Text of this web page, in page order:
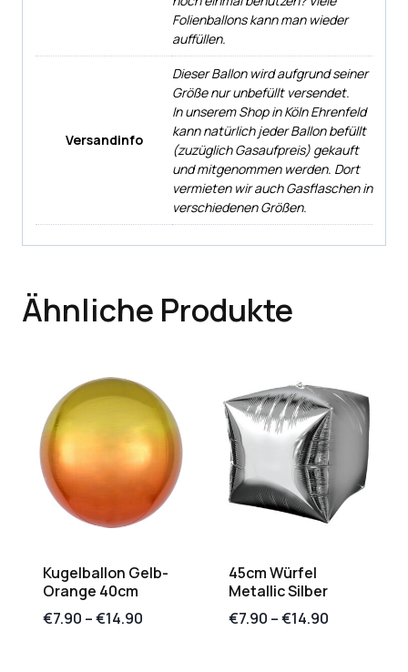
Folienballons kann man wieder
auffüllen.
Versandinfo
Dieser Ballon wird aufgrund seiner
Größe nur unbefüllt versendet.
In unserem Shop in Köln Ehrenfeld
kann natürlich jeder Ballon befüllt
(zuzüglich Gasaufpreis) gekauft
und mitgenommen werden. Dort
vermieten wir auch Gasflaschen in
verschiedenen Größen.
Ähnliche Produkte
Kugelballon Gelb-
Orange 40cm
€7.90 –€14.90
45cm Würfel
Metallic Silber
€7.90 –€14.90